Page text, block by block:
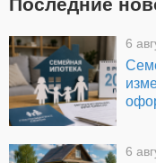
Последние
6
6